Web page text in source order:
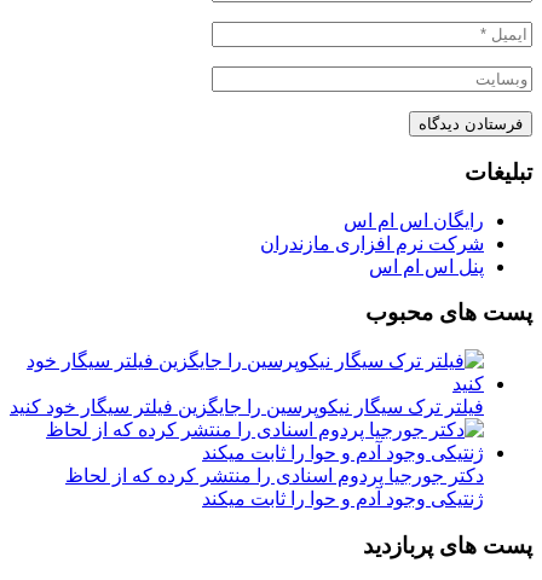
تبلیغات
رایگان اس ام اس
شرکت نرم افزاری مازندران
پنل اس ام اس
پست های محبوب
فیلتر ترک سیگار نیکوپرسین را جایگزین فیلتر سیگار خود کنید
دکتر جورجیا پردوم اسنادی را منتشر کرده که از لحاظ
ژنتیکی وجود آدم و حوا را ثابت میکند
پست های پربازدید